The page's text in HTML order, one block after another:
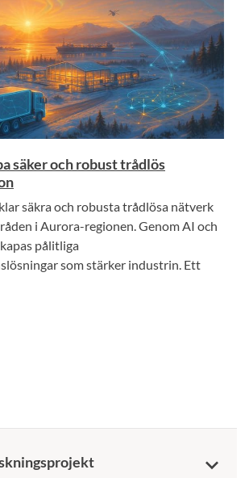
säker och robust trådlös
säkra och robusta trådlösa nätverk
i Aurora-regionen. Genom AI och
pålitliga
som stärker industrin. Ett
keyboard_arrow_down